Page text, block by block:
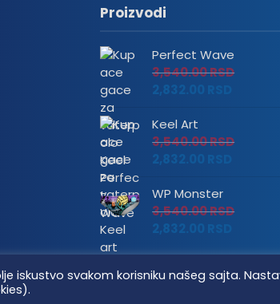
Proizvodi
Perfect Wave
3,540.00RSD
2,832.00
Keel Art
3,540.00RSD
2,832.00
WP Monster
3,540.00RSD
2,832.00
iskustvo svakom korisniku našeg sajta.